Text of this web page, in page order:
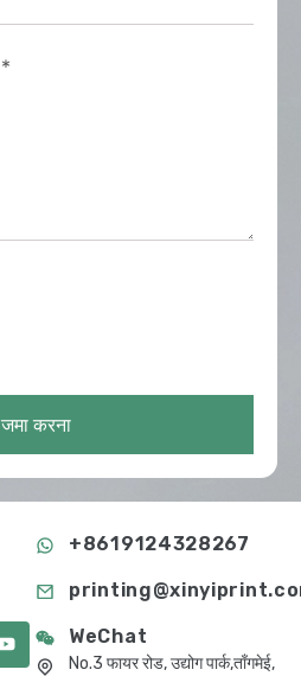
*
जमा करना
+8619124328267
WeChat
No.3 फायर रोड, उद्योग पार्क,ताँगमेई,